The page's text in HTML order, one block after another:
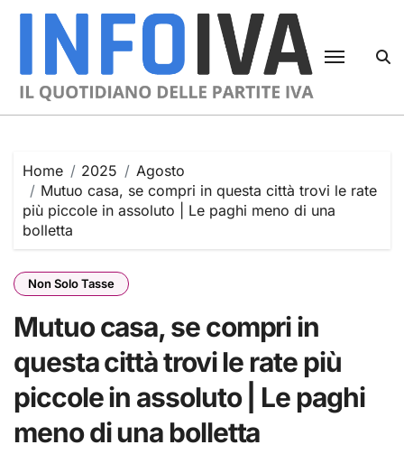
Skip
Home 2025
Agosto
Mutuo casa, se compri in questa città trovi le rate
più piccole in assoluto | Le paghi meno di una
bolletta
Non Solo Tasse
Mutuo casa, se compri in
questa città trovi le rate più
piccole in assoluto | Le paghi
meno di una bolletta